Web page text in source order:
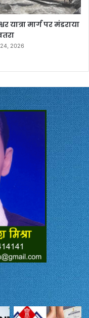
यात्रा मार्ग पर मंडराया
2026